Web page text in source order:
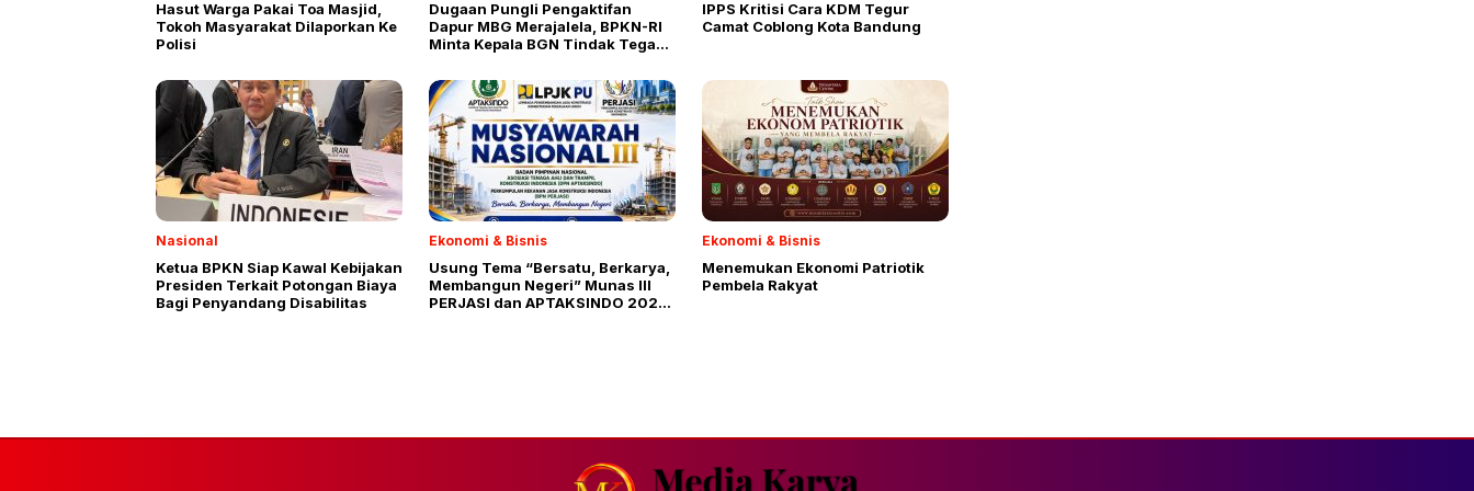
Hasut Warga Pakai Toa Masjid,
Tokoh Masyarakat Dilaporkan Ke
Polisi
Dugaan Pungli Pengaktifan
Dapur MBG Merajalela, BPKN-RI
Minta Kepala BGN Tindak Tegas
IPPS Kritisi Cara KDM Tegur
Camat Coblong Kota Bandung
Nasional
Ketua BPKN Siap Kawal Kebijakan
Presiden Terkait Potongan Biaya
Bagi Penyandang Disabilitas
Ekonomi & Bisnis
Usung Tema “Bersatu, Berkarya,
Membangun Negeri” Munas III
PERJASI dan APTAKSINDO 2026
Ekonomi & Bisnis
Menemukan Ekonomi Patriotik
Pembela Rakyat